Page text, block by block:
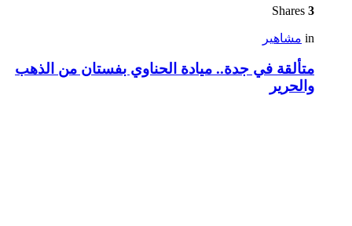
3
in مشاهير
متألقة في جدة.. ميادة الحناوي بفستان من الذهب
والحرير